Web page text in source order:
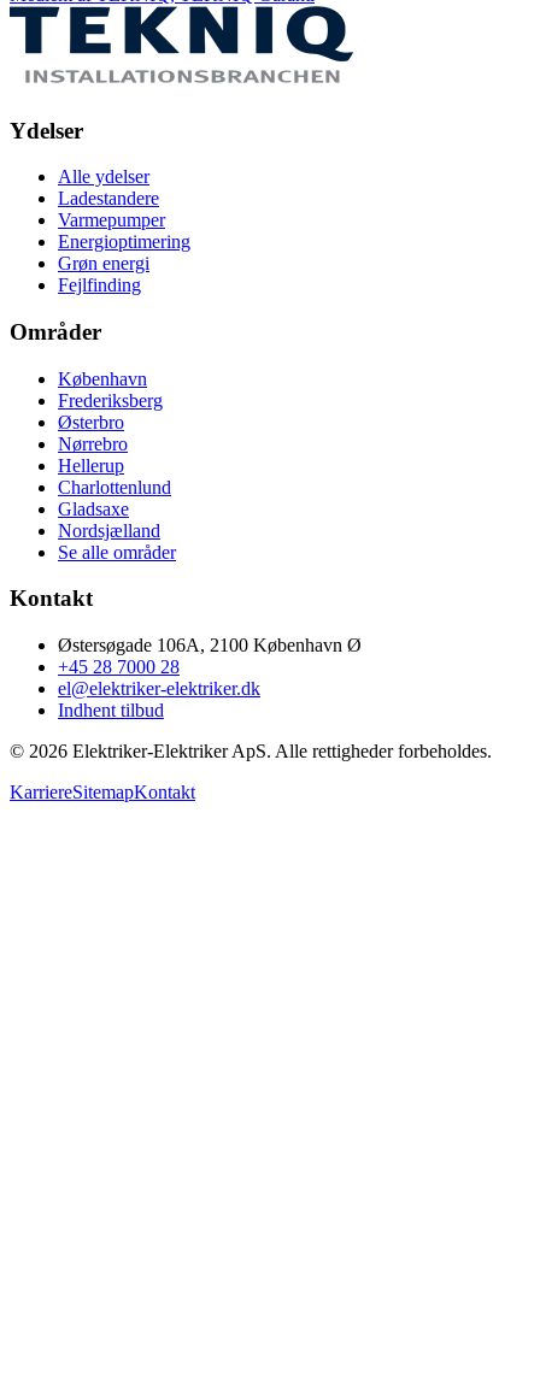
Ydelser
Alle ydelser
Ladestandere
Varmepumper
Energioptimering
Grøn energi
Fejlfinding
Områder
København
Frederiksberg
Østerbro
Nørrebro
Hellerup
Charlottenlund
Gladsaxe
Nordsjælland
Se alle områder
Kontakt
Østersøgade 106A, 2100 København Ø
+45 28 7000 28
el@elektriker-elektriker.dk
Indhent tilbud
© 2026 Elektriker-Elektriker ApS. Alle rettigheder forbeholdes.
KarriereSitemapKontakt